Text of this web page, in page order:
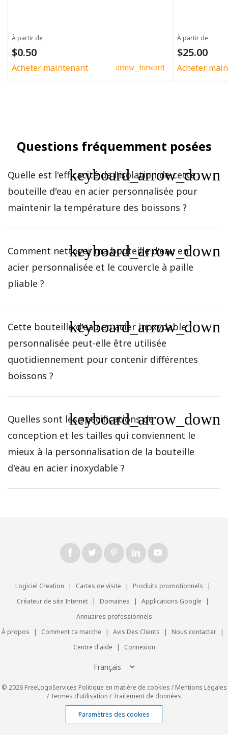
À partir de
$0.50
Acheter maintenant arrow_forward
À partir de
$25.00
Acheter
Questions fréquemment posées
Quelle est l'efficacité de l'isolation de cette
bouteille d'eau en acier personnalisée pour
maintenir la température des boissons ?
keyboard_arrow_down
Comment nettoyer ma bouteille d'eau en
acier personnalisée et le couvercle à paille
pliable ?
keyboard_arrow_down
Cette bouteille d'eau en acier inoxydable
personnalisée peut-elle être utilisée
quotidiennement pour contenir différentes
boissons ?
keyboard_arrow_down
Quelles sont les spécifications de
conception et les tailles qui conviennent le
mieux à la personnalisation de la bouteille
d'eau en acier inoxydable ?
keyboard_arrow_down
Logiciel Creation | Cartes de visite | Produits promotionnels
|
Créateur de site Internet
| Domaines | Applications Google
|
Annuaires professionnels
À propos
| Comment ca marche | Avis Des Clients | Nous contacter
|
Centre d'aide
| Connexion
© 2026 FreeLogoServices Politique en matière de cookies /Mentions Légales
/Termes d’utilisation /Traitement de données
Paramètres des cookies